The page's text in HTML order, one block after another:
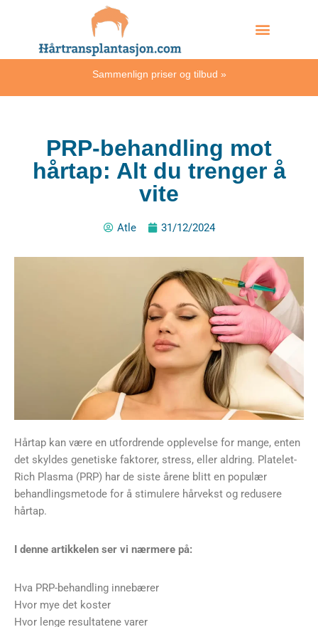
Sammenlign priser og tilbud »
PRP-behandling mot
hårtap: Alt du trenger å
vite
Atle 31/12/2024
Hårtap kan være en utfordrende opplevelse for mange, enten
det skyldes genetiske faktorer, stress, eller aldring. Platelet-
Rich Plasma (PRP) har de siste årene blitt en populær
behandlingsmetode for å stimulere hårvekst og redusere
hårtap.
I denne artikkelen ser vi nærmere på:
Hva PRP-behandling innebærer
Hvor mye det koster
Hvor lenge resultatene varer